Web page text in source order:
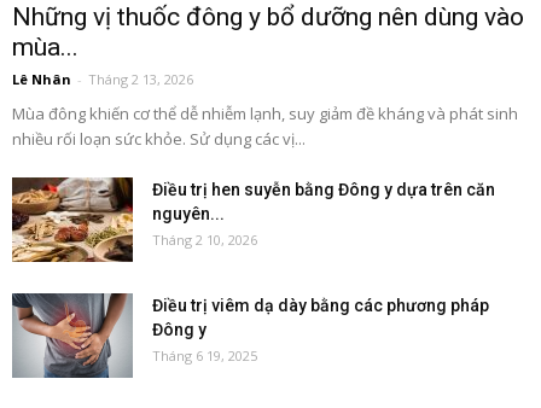
Những vị thuốc đông y bổ dưỡng nên dùng vào
mùa...
Lê Nhân - Tháng 2 13, 2026
Mùa đông khiến cơ thể dễ nhiễm lạnh, suy giảm đề kháng và phát sinh
nhiều rối loạn sức khỏe. Sử dụng các vị...
Điều trị hen suyễn bằng Đông y dựa trên căn
nguyên...
Tháng 2 10, 2026
Điều trị viêm dạ dày bằng các phương pháp
Đông y
Tháng 6 19, 2025